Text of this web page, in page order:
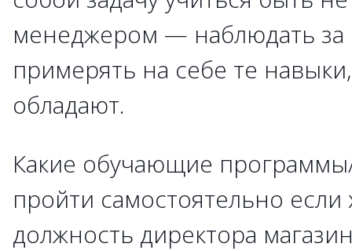
менеджером — наблюдать за
примерять на себе те
обладают.
Какие обучающие
пройти самостоятельно
должность директора